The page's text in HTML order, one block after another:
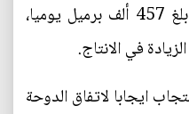
يوميا، ونصيب السعودية منها بلغ 457 ألف برميل يوميا،
ايجابا لاتفاق الدوحة